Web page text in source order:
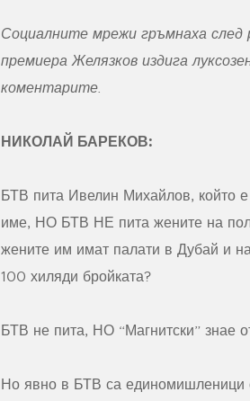
Социалните мрежи гръмнаха
премиера Желязков издига
коментарите.
НИКОЛАЙ БАРЕКОВ:
БТВ пита Ивелин Михайлов, който
име, НО БТВ НЕ пита жените на
жените им имат палати в Дубай и
100 хиляди бройката?
БТВ не пита, НО “Магнитски” знае
Но явно в БТВ са единомишленици